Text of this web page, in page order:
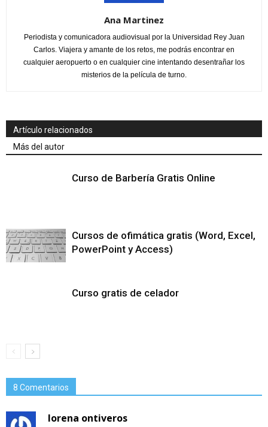
Ana Martinez
Periodista y comunicadora audiovisual por la Universidad Rey Juan
Carlos. Viajera y amante de los retos, me podrás encontrar en
cualquier aeropuerto o en cualquier cine intentando desentrañar los
misterios de la película de turno.
Artículo relacionados
Más del autor
Curso de Barbería Gratis Online
Cursos de ofimática gratis (Word, Excel,
PowerPoint y Access)
Curso gratis de celador
8 Comentarios
lorena ontiveros